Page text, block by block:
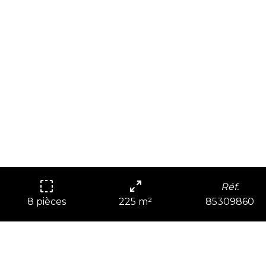
8 pièces 225 m²
Réf.
85309860